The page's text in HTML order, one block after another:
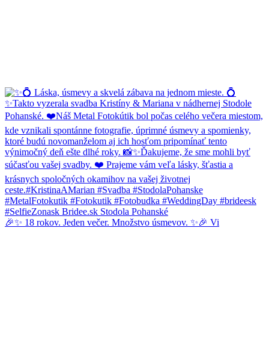
🎉✨ 18 rokov. Jeden večer. Množstvo úsmevov. ✨🎉 Vi